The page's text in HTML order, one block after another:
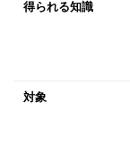
得られる知識
対象